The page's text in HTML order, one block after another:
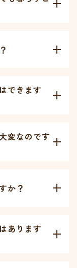
できます
変なのです
か？
あります